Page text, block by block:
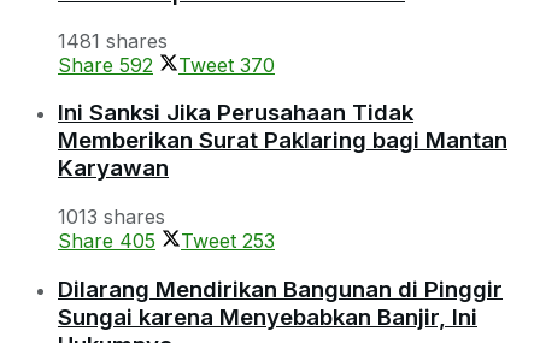
1481 shares
Share 592 Tweet 370
Ini Sanksi Jika Perusahaan Tidak
Memberikan Surat Paklaring bagi Mantan
Karyawan
1013 shares
Share 405 Tweet 253
Dilarang Mendirikan Bangunan di Pinggir
Sungai karena Menyebabkan Banjir, Ini